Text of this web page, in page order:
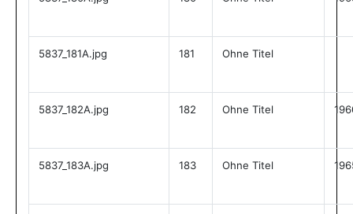
5837_181A.jpg 181 Ohne Titel
5837_182A.jpg 182 Ohne Titel
5837_183A.jpg 183 Ohne Titel